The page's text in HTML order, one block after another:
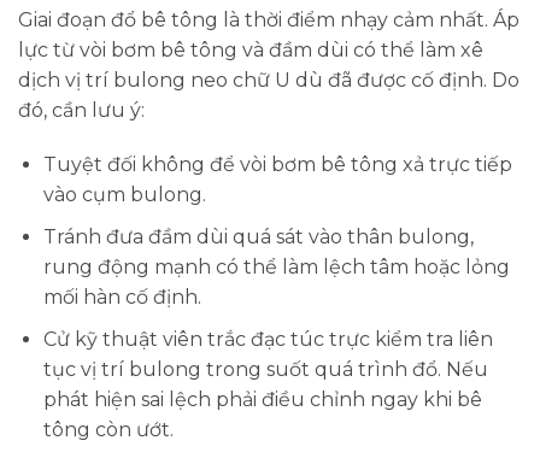
Giai đoạn đổ bê tông là thời điểm nhạy cảm nhất. Áp
lực từ vòi bơm bê tông và đầm dùi có thể làm xê
dịch vị trí bulong neo chữ U dù đã được cố định. Do
đó, cần lưu ý:
Tuyệt đối không để vòi bơm bê tông xả trực tiếp
vào cụm bulong.
Tránh đưa đầm dùi quá sát vào thân bulong,
rung động mạnh có thể làm lệch tâm hoặc lỏng
mối hàn cố định.
Cử kỹ thuật viên trắc đạc túc trực kiểm tra liên
tục vị trí bulong trong suốt quá trình đổ. Nếu
phát hiện sai lệch phải điều chỉnh ngay khi bê
tông còn ướt.